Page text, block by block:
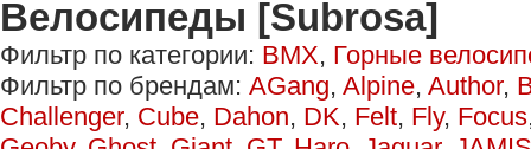
Велосипеды [Subrosa]
Фильтр по категории: BMX, Горные
Фильтр по брендам: AGang, Alpine, Author,
Challenger, Cube, Dahon, DK, Felt, Fly, Focus